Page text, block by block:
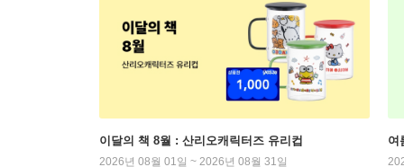
이달의 책 8월 : 산리오캐릭터즈 유리컵
2026년 08월 01일 ~ 2026년 08월 31일
여